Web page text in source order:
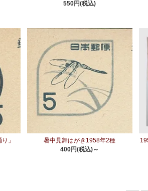
550円(税込)
」
暑中見舞はがき1958年2種
400円(税込)～